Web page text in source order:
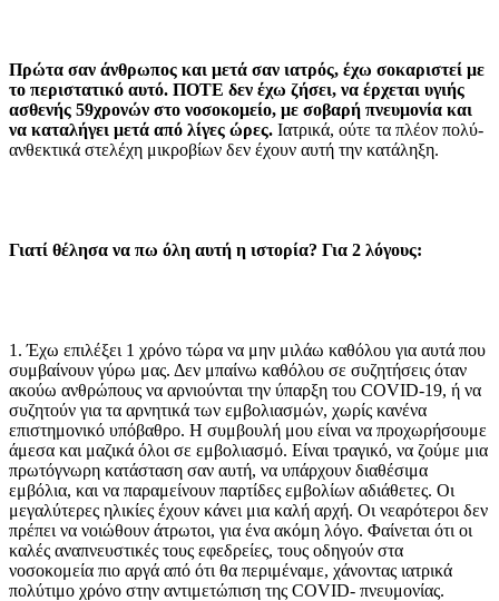
Πρώτα σαν άνθρωπος και μετά σαν ιατρός, έχω σοκαριστεί με
το περιστατικό αυτό. ΠΟΤΕ δεν έχω ζήσει, να έρχεται υγιής
ασθενής 59χρονών στο νοσοκομείο, με σοβαρή πνευμονία και
να καταλήγει μετά από λίγες ώρες. Ιατρικά, ούτε τα πλέον πολύ-
ανθεκτικά στελέχη μικροβίων δεν έχουν αυτή την κατάληξη.
Γιατί θέλησα να πω όλη αυτή η ιστορία? Για 2 λόγους:
1. Έχω επιλέξει 1 χρόνο τώρα να μην μιλάω καθόλου για αυτά που
συμβαίνουν γύρω μας. Δεν μπαίνω καθόλου σε συζητήσεις όταν
ακούω ανθρώπους να αρνιούνται την ύπαρξη του COVID-19, ή να
συζητούν για τα αρνητικά των εμβολιασμών, χωρίς κανένα
επιστημονικό υπόβαθρο. Η συμβουλή μου είναι να προχωρήσουμε
άμεσα και μαζικά όλοι σε εμβολιασμό. Είναι τραγικό, να ζούμε μια
πρωτόγνωρη κατάσταση σαν αυτή, να υπάρχουν διαθέσιμα
εμβόλια, και να παραμείνουν παρτίδες εμβολίων αδιάθετες. Οι
μεγαλύτερες ηλικίες έχουν κάνει μια καλή αρχή. Οι νεαρότεροι δεν
πρέπει να νοιώθουν άτρωτοι, για ένα ακόμη λόγο. Φαίνεται ότι οι
καλές αναπνευστικές τους εφεδρείες, τους οδηγούν στα
νοσοκομεία πιο αργά από ότι θα περιμέναμε, χάνοντας ιατρικά
πολύτιμο χρόνο στην αντιμετώπιση της COVID- πνευμονίας.